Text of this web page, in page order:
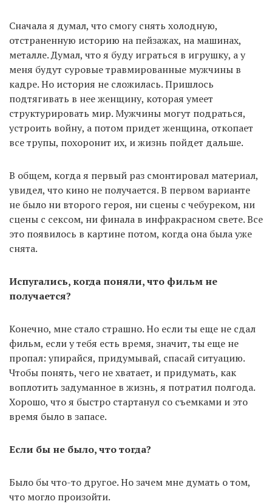
Сначала я думал, что смогу снять холодную,
отстраненную историю на пейзажах, на машинах,
металле. Думал, что я буду играться в игрушку, а у
меня будут суровые травмированные мужчины в
кадре. Но история не сложилась. Пришлось
подтягивать в нее женщину, которая умеет
структурировать мир. Мужчины могут подраться,
устроить войну, а потом придет женщина, откопает
все трупы, похоронит их, и жизнь пойдет дальше.
В общем, когда я первый раз смонтировал материал,
увидел, что кино не получается. В первом варианте
не было ни второго героя, ни сцены с чебуреком, ни
сцены с сексом, ни финала в инфракрасном свете. Все
это появилось в картине потом, когда она была уже
снята.
Испугались, когда поняли, что фильм не
получается?
Конечно, мне стало страшно. Но если ты еще не сдал
фильм, если у тебя есть время, значит, ты еще не
пропал: упирайся, придумывай, спасай ситуацию.
Чтобы понять, чего не хватает, и придумать, как
воплотить задуманное в жизнь, я потратил полгода.
Хорошо, что я быстро стартанул со съемками и это
время было в запасе.
Если бы не было, что тогда?
Было бы что-то другое. Но зачем мне думать о том,
что могло произойти.